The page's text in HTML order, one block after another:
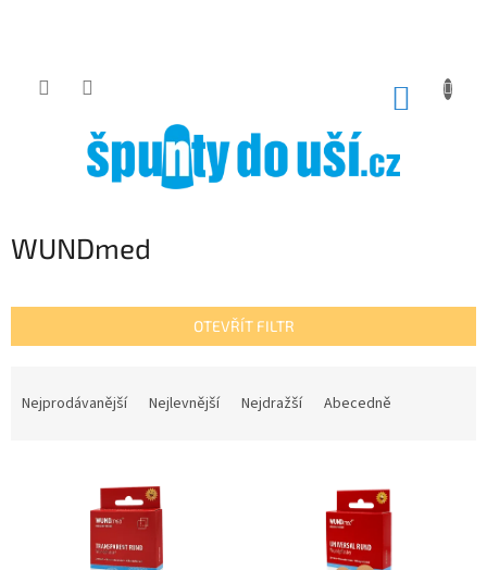
WUNDmed
OTEVŘÍT FILTR
Nejprodávanější Nejlevnější Nejdražší Abecedně